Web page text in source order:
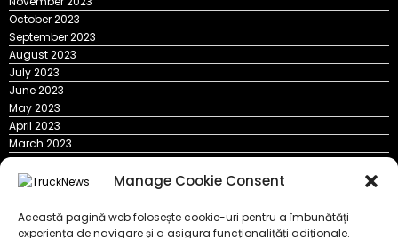
Manage Cookie Consent
Această pagină web folosește cookie-uri pentru a îmbunătăți
experiența de navigare și a asigura funcționalițăți adiționale.
October 2023
September 2023
August 2023
July 2023
June 2023
May 2023
April 2023
March 2023
February 2023
January 2023